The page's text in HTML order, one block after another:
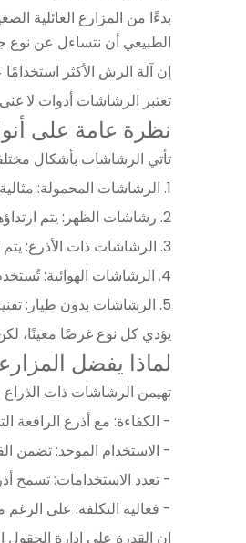
بدءًا من المزارع العائلية
الطبيعي أن نتساءل عن نوع
إن آلة الرش الأكثر
تعتبر الرشاشات أدوات لا
نظرة عامة على
تأتي الرشاشات بأشكال
1. الرشاشات المحمولة: مثالية للحدائق الصغيرة أو العلاجات الموضعية، فهي محمولة وسهلة الاستخدام ولكنها غير عملية للحقول الكبيرة.
2. رشاشات الظهر: يتم ارتداؤها على الظهر، فهي توفر إمكانية الحركة ومناسبة للمناطق متوسطة الحجم أو التضاريس غير المستوية حيث لا يمكن للآلات الوصول إليها.
3. الرشاشات ذات الأذرع: يتم تركيبها على جرارات أو وحدات ذاتية الدفع، وتتميز بأذرع ممتدة (أذرع رافعة) مع فوهات متعددة لتغطية منطقة واسعة.
4. الرشاشات الهوائية: تُستخدم بشكل شائع في البساتين وكروم العنب، فهي تستخدم الهواء عالي السرعة لتوزيع المواد الكيميائية على المحاصيل الطويلة.
5. الرشاشات بدون طيار: تقنية ناشئة توفر تطبيقًا دقيقًا ولكنها محدودة بعمر البطارية وسعة الحمولة.
يؤدي كل نوع غرضًا معينًا،
لماذا يفضل
تهيمن الرشاشات ذات
- الكفاءة: مع أذرع الرافعة
- الاستخدام الموحد: تضمن
- تعدد الاستخدامات: تسمح
- فعالية التكلفة: على الرغم
إن القدرة على إدارة